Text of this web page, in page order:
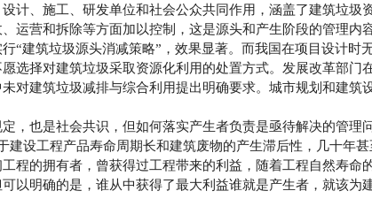
计、施工、研发单位和社会公众共同作用，涵盖了建筑垃
运营和拆除等方面加以控制，这是源头和产生阶段的管理内
筑垃圾源头消减策略”，效果显著。而我国在项目设计时
选择对建筑垃圾采取资源化利用的处置方式。发展改革部
对建筑垃圾减排与综合利用提出明确要求。城市规划和建
也是社会共识，但如何落实产生者负责是亟待解决的管理
设工程产品寿命周期长和建筑废物的产生滞后性，几十年
程的拥有者，曾获得过工程带来的利益，随着工程自然寿命
以明确的是，谁从中获得了最大利益谁就是产生者，就该